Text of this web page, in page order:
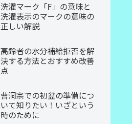
洗濯マーク「F」の意味と
洗濯表示のマークの意味の
正しい解説
高齢者の水分補給拒否を解
決する方法とおすすめ改善
点
曹洞宗での初盆の準備につ
いて知りたい！いざという
時のために